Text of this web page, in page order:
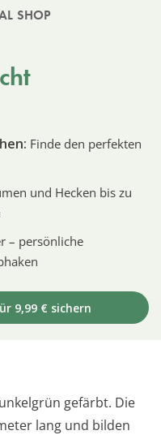
SHOP
Finde den perfekten
und Hecken bis zu
– persönliche
9,99 € sichern
gefärbt. Die
lang und bilden